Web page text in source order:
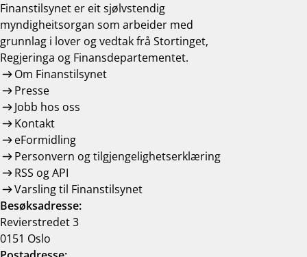
Finanstilsynet er eit sjølvstendig
myndigheitsorgan som arbeider med
grunnlag i lover og vedtak frå Stortinget,
Regjeringa og Finansdepartementet.
Om Finanstilsynet
Presse
Jobb hos oss
Kontakt
eFormidling
Personvern og tilgjengelighetserklæring
RSS og API
Varsling til Finanstilsynet
Besøksadresse:
Revierstredet 3
0151 Oslo